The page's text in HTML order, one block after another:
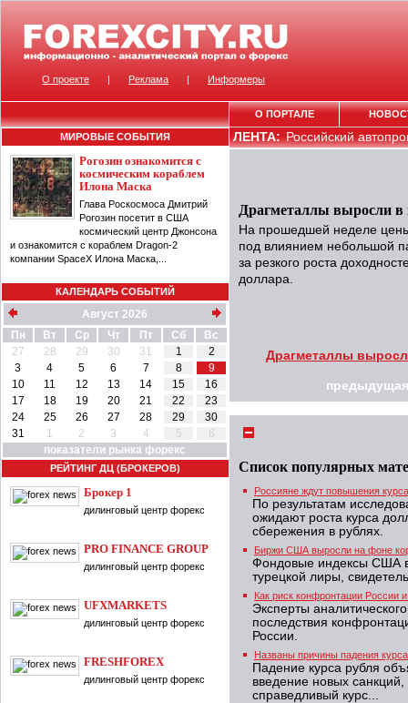
МИРОВЫЕ СОБЫТИЯ
Рогозин ознакомится с
космическим кораблем
Илона Маска
Глава Роскосмоса Дмитрий
Рогозин посетит в США
космический центр Джонсона
и ознакомится с кораблем Dragon-2
компании SpaceX Илона Маска,...
КАЛЕНДАРЬ СОБЫТИЙ
Август 2026
Пн
Вт Ср Чт Пт Сб
Вс
27
28 29 30 31 1
2
3
4 5 6 7 8
9
10
11 12 13 14 15
16
17
18 19 20 21 22
23
24
25 26 27 28 29
30
31
1 2 3 4 5
6
показатели рынка форекс
РЕЙТИНГ ДЦ (БРОКЕРОВ)
Брокер 1
дилинговый центр форекс
PRO FINANCE GROUP
дилинговый центр форекс
UFXMARKETS
дилинговый центр форекс
FRESHFOREX
дилинговый центр форекс
ЛЕНТА:Российский
Драгметаллы выросли в
На прошедшей неделе
под влиянием небольшой
за резкого роста
доллара.
Драгметаллы
предыдущая
Список популярных
Россияне ждут повышения
По результатам
ожидают роста курса
сбережения в рублях.
Биржи США выросли на фоне
Фондовые индексы США
турецкой лиры,
Как риск конфронтации России
Эксперты
последствия
России.
Названы причины падения
Падение курса рубля
введение новых
справедливый курс...
О проекте | Реклама | Информеры
О ПОРТАЛЕ